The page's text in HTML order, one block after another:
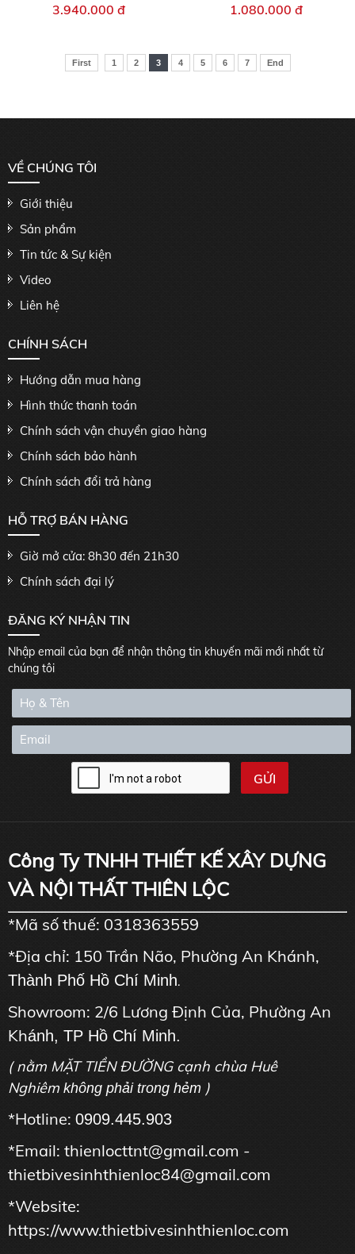
3.940.000 đ 1.080.000 đ
First 1 2 3 4 5 6 7 End
VỀ CHÚNG TÔI
Giới thiệu
Sản phẩm
Tin tức & Sự kiện
Video
Liên hệ
CHÍNH SÁCH
Hướng dẫn mua hàng
Hình thức thanh toán
Chính sách vận chuyển giao hàng
Chính sách bảo hành
Chính sách đổi trả hàng
HỖ TRỢ BÁN HÀNG
Giờ mở cửa: 8h30 đến 21h30
Chính sách đại lý
ĐĂNG KÝ NHẬN TIN
Nhập email của bạn để nhận thông tin khuyến mãi mới nhất từ
chúng tôi
Công Ty TNHH THIẾT KẾ XÂY DỰNG
VÀ NỘI THẤT THIÊN LỘC
*Mã số thuế: 0318363559
*Địa chỉ: 150 Trần Não, Phường An Khánh,
Thành Phố Hồ Chí Minh.
Showroom: 2/6 Lương Định Của, Phường An
Khánh, TP Hồ Chí Minh.
( nằm MẶT TIỀN ĐƯỜNG cạnh chùa Huê
Nghiêm không phải trong hẻm )
*Hotline: 0909.445.903
*Email: thienlocttnt@gmail.com -
thietbivesinhthienloc84@gmail.com
*Website:
https://www.thietbivesinhthienloc.com